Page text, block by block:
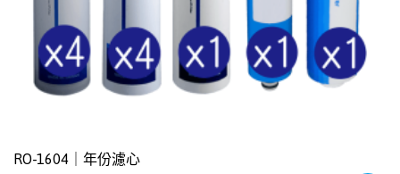
RO-1604｜年份濾心